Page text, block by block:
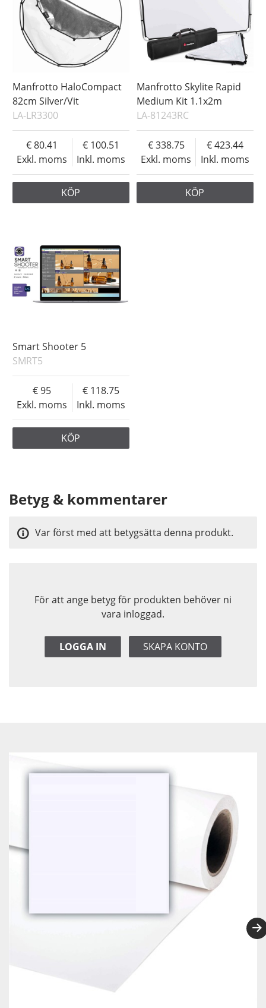
Manfrotto HaloCompact
82cm Silver/Vit
LA-LR3300
Exkl. moms
80.41
Inkl. moms
100.51
KÖP
Manfrotto Skylite Rapid
Medium Kit 1.1x2m
LA-81243RC
Exkl. moms
338.75
Inkl. moms
423.44
KÖP
Smart Shooter 5
SMRT5
Exkl. moms
95
Inkl. moms
118.75
KÖP
Betyg & kommentarer
För att ange betyg för produkten behöver ni
vara inloggad.
LOGGA IN SKAPA KONTO
Var först med att betygsätta denna produkt.